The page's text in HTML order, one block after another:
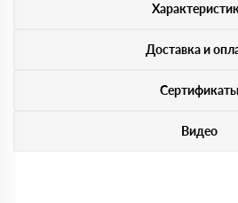
Доставка и
Сертификаты
Видео